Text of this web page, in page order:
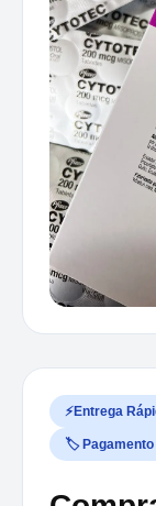
⚡Entrega
🏷️ Pagamento